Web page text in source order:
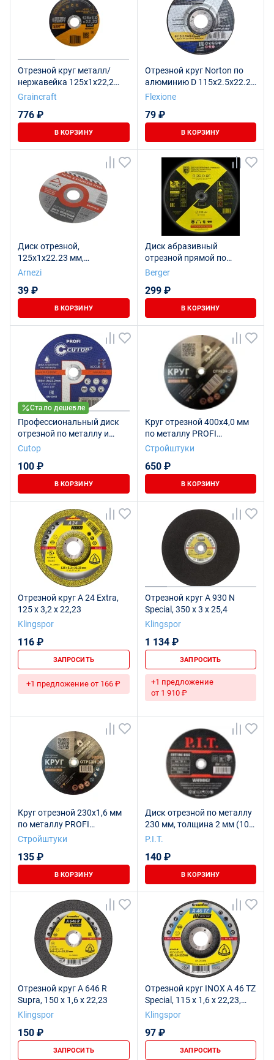
Отрезной круг металл/
нержавейка 125х1х22,2
тип41 "Graincraft", 25 шт.
Graincraft
776 ₽
В КОРЗИНУ
Отрезной круг Norton по
алюминию D 115х2.5х22.2/
тип 42
Flexione
79 ₽
В КОРЗИНУ
Диск отрезной,
125x1x22.23 мм,
абразивный, металл
Arnezi
39 ₽
В КОРЗИНУ
Диск абразивный
отрезной прямой по
металлу A30RBF
BERGER BG1539
Berger
299 ₽
В КОРЗИНУ
Стало дешевле
Профессиональный диск
отрезной по металлу и
нержавеющей стали Cutop
Cutop
100 ₽
В КОРЗИНУ
Круг отрезной 400х4,0 мм
по металлу PROFI
Стройштуки
Стройштуки
650 ₽
В КОРЗИНУ
Отрезной круг A 24 Extra,
125 x 3,2 x 22,23
Klingspor
116 ₽
ЗАПРОСИТЬ
+1 предложение от 166 ₽
Отрезной круг A 930 N
Special, 350 x 3 x 25,4
Klingspor
1 134 ₽
ЗАПРОСИТЬ
+1 предложение
от 1 910 ₽
Круг отрезной 230х1,6 мм
по металлу PROFI
Стройштуки
Стройштуки
135 ₽
В КОРЗИНУ
Диск отрезной по металлу
230 мм, толщина 2 мм (10
шт в уп.)
P.I.T.
140 ₽
В КОРЗИНУ
Отрезной круг A 646 R
Supra, 150 x 1,6 x 22,23
Klingspor
150 ₽
ЗАПРОСИТЬ
Отрезной круг INOX A 46 TZ
Special, 115 x 1,6 x 22,23,
235378
Klingspor
97 ₽
ЗАПРОСИТЬ